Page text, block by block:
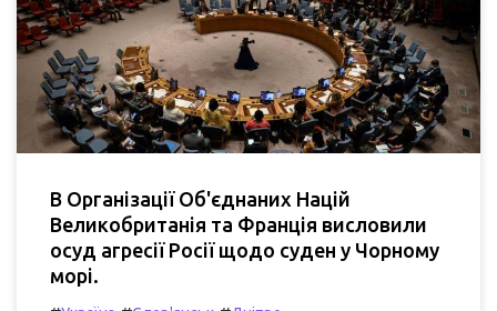
В Організації Об'єднаних Націй
Великобританія та Франція висловили
осуд агресії Росії щодо суден у Чорному
морі.